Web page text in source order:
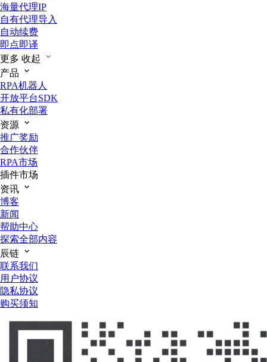
海量代理IP
自有代理导入
自动续费
即点即译
更多 收起
产品
RPA机器人
开放平台SDK
私有化部署
资源
推广奖励
合作伙伴
RPA市场
插件市场
资讯
博客
新闻
帮助中心
探索全部内容
辰链
联系我们
用户协议
隐私协议
购买须知